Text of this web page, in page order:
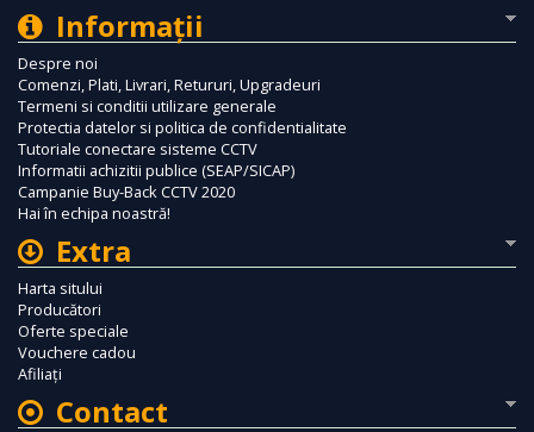
Informaţii
Despre noi
Comenzi, Plati, Livrari, Retururi, Upgradeuri
Termeni si conditii utilizare generale
Protectia datelor si politica de confidentialitate
Tutoriale conectare sisteme CCTV
Informatii achizitii publice (SEAP/SICAP)
Campanie Buy-Back CCTV 2020
Hai în echipa noastră!
Extra
Harta sitului
Producători
Oferte speciale
Vouchere cadou
Afiliaţi
Contact